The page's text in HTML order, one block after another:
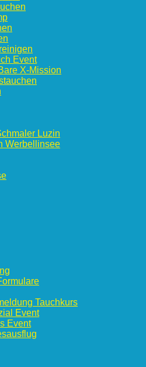
Event
X-Mission
Luzin
Werbellinsee
Tauchkurs
Event
Event